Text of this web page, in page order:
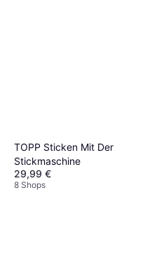
TOPP Sticken Mit Der
Stickmaschine
29,99 €
8 Shops